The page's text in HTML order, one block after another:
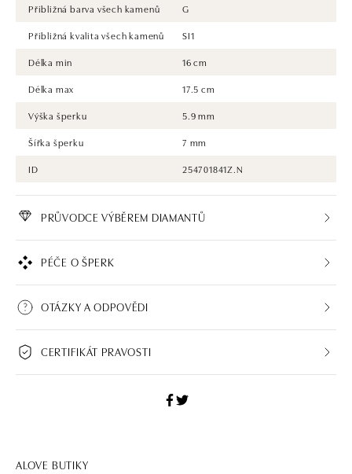
Přibližná barva všech kamenů
G
Přibližná kvalita všech kamenů
SI1
Délka min
16 cm
Délka max
17.5 cm
Výška šperku
5.9 mm
Šířka šperku
7 mm
ID
254701841Z.N
PRŮVODCE VÝBĚREM DIAMANTŮ
PÉČE O ŠPERK
OTÁZKY A ODPOVĚDI
CERTIFIKÁT PRAVOSTI
ALOVE BUTIKY